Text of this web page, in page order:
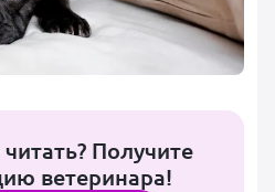
Получите
ветеринара!